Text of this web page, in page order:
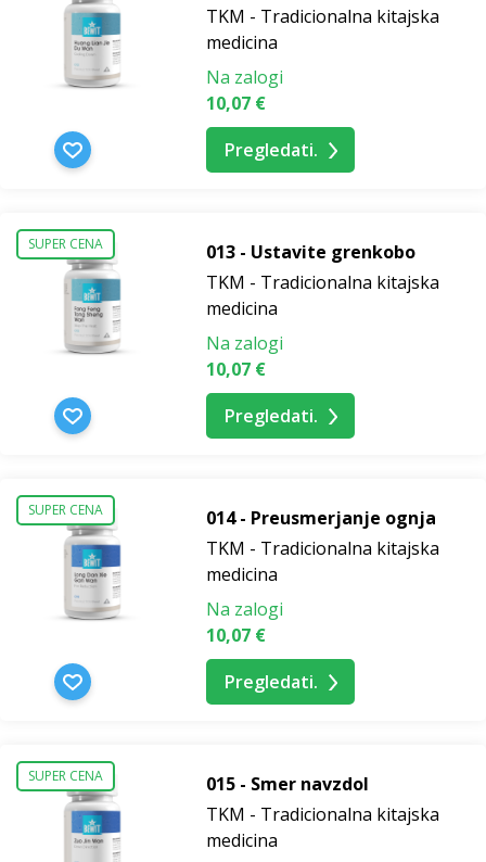
TKM - Tradicionalna kitajska
medicina
Na zalogi
10,07 €
Pregledati.
SUPER CENA
013 - Ustavite grenkobo
TKM - Tradicionalna kitajska
medicina
Na zalogi
10,07 €
Pregledati.
SUPER CENA
014 - Preusmerjanje ognja
TKM - Tradicionalna kitajska
medicina
Na zalogi
10,07 €
Pregledati.
SUPER CENA
015 - Smer navzdol
TKM - Tradicionalna kitajska
medicina